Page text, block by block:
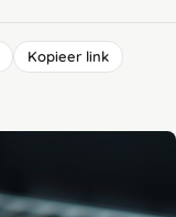
Kopieer link